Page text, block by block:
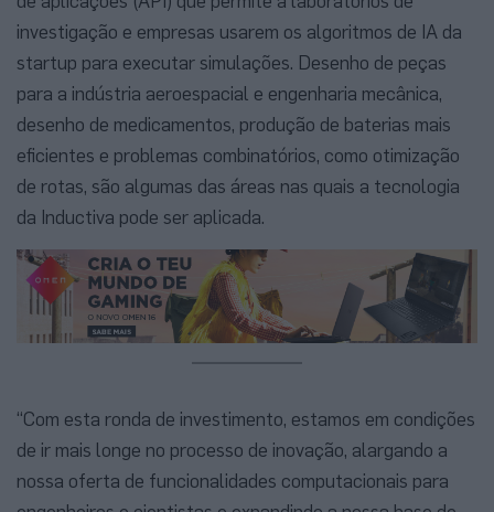
investigação e empresas usarem os algoritmos de IA da
startup para executar simulações. Desenho de peças
para a indústria aeroespacial e engenharia mecânica,
desenho de medicamentos, produção de baterias mais
eficientes e problemas combinatórios, como otimização
de rotas, são algumas das áreas nas quais a tecnologia
da Inductiva pode ser aplicada.
“Com esta ronda de investimento, estamos em condições
de ir mais longe no processo de inovação, alargando a
nossa oferta de funcionalidades computacionais para